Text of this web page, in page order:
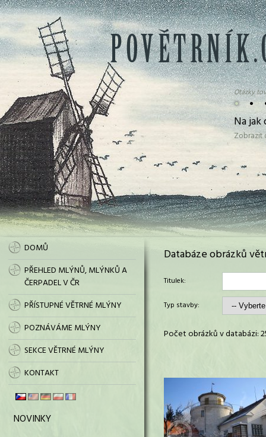
• •
Otázky
Na jak
DOMŮ
PŘEHLED MLÝNŮ, MLÝNKŮ A
ČERPADEL V ČR
PŘÍSTUPNÉ VĚTRNÉ MLÝNY
POZNÁVÁME MLÝNY
SEKCE VĚTRNÉ MLÝNY
KONTAKT
NOVINKY
Databáze obrázků
Titulek:
Typ stavby:
Počet obrázků v databázi: